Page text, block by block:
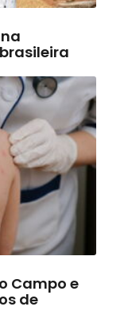
Campo e
de